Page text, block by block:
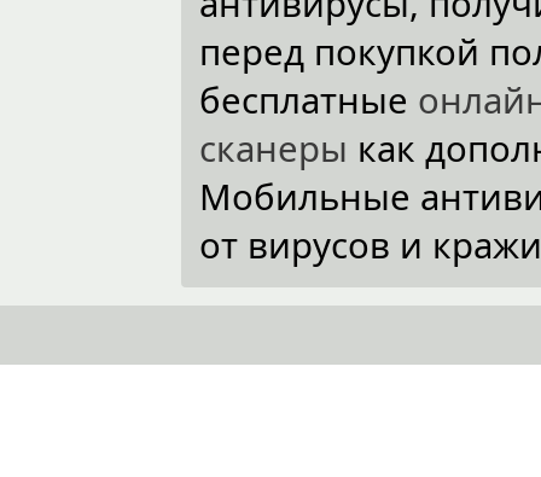
перед покупкой
бесплатные
сканеры как
Мобильные
от вирусов и